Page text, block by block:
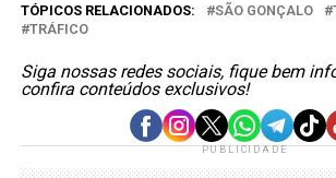
TÓPICOS RELACIONADOS: SÃO GONÇALO
TRÁFICO
Siga nossas redes sociais, fique bem
confira conteúdos exclusivos!
PUBLICIDADE